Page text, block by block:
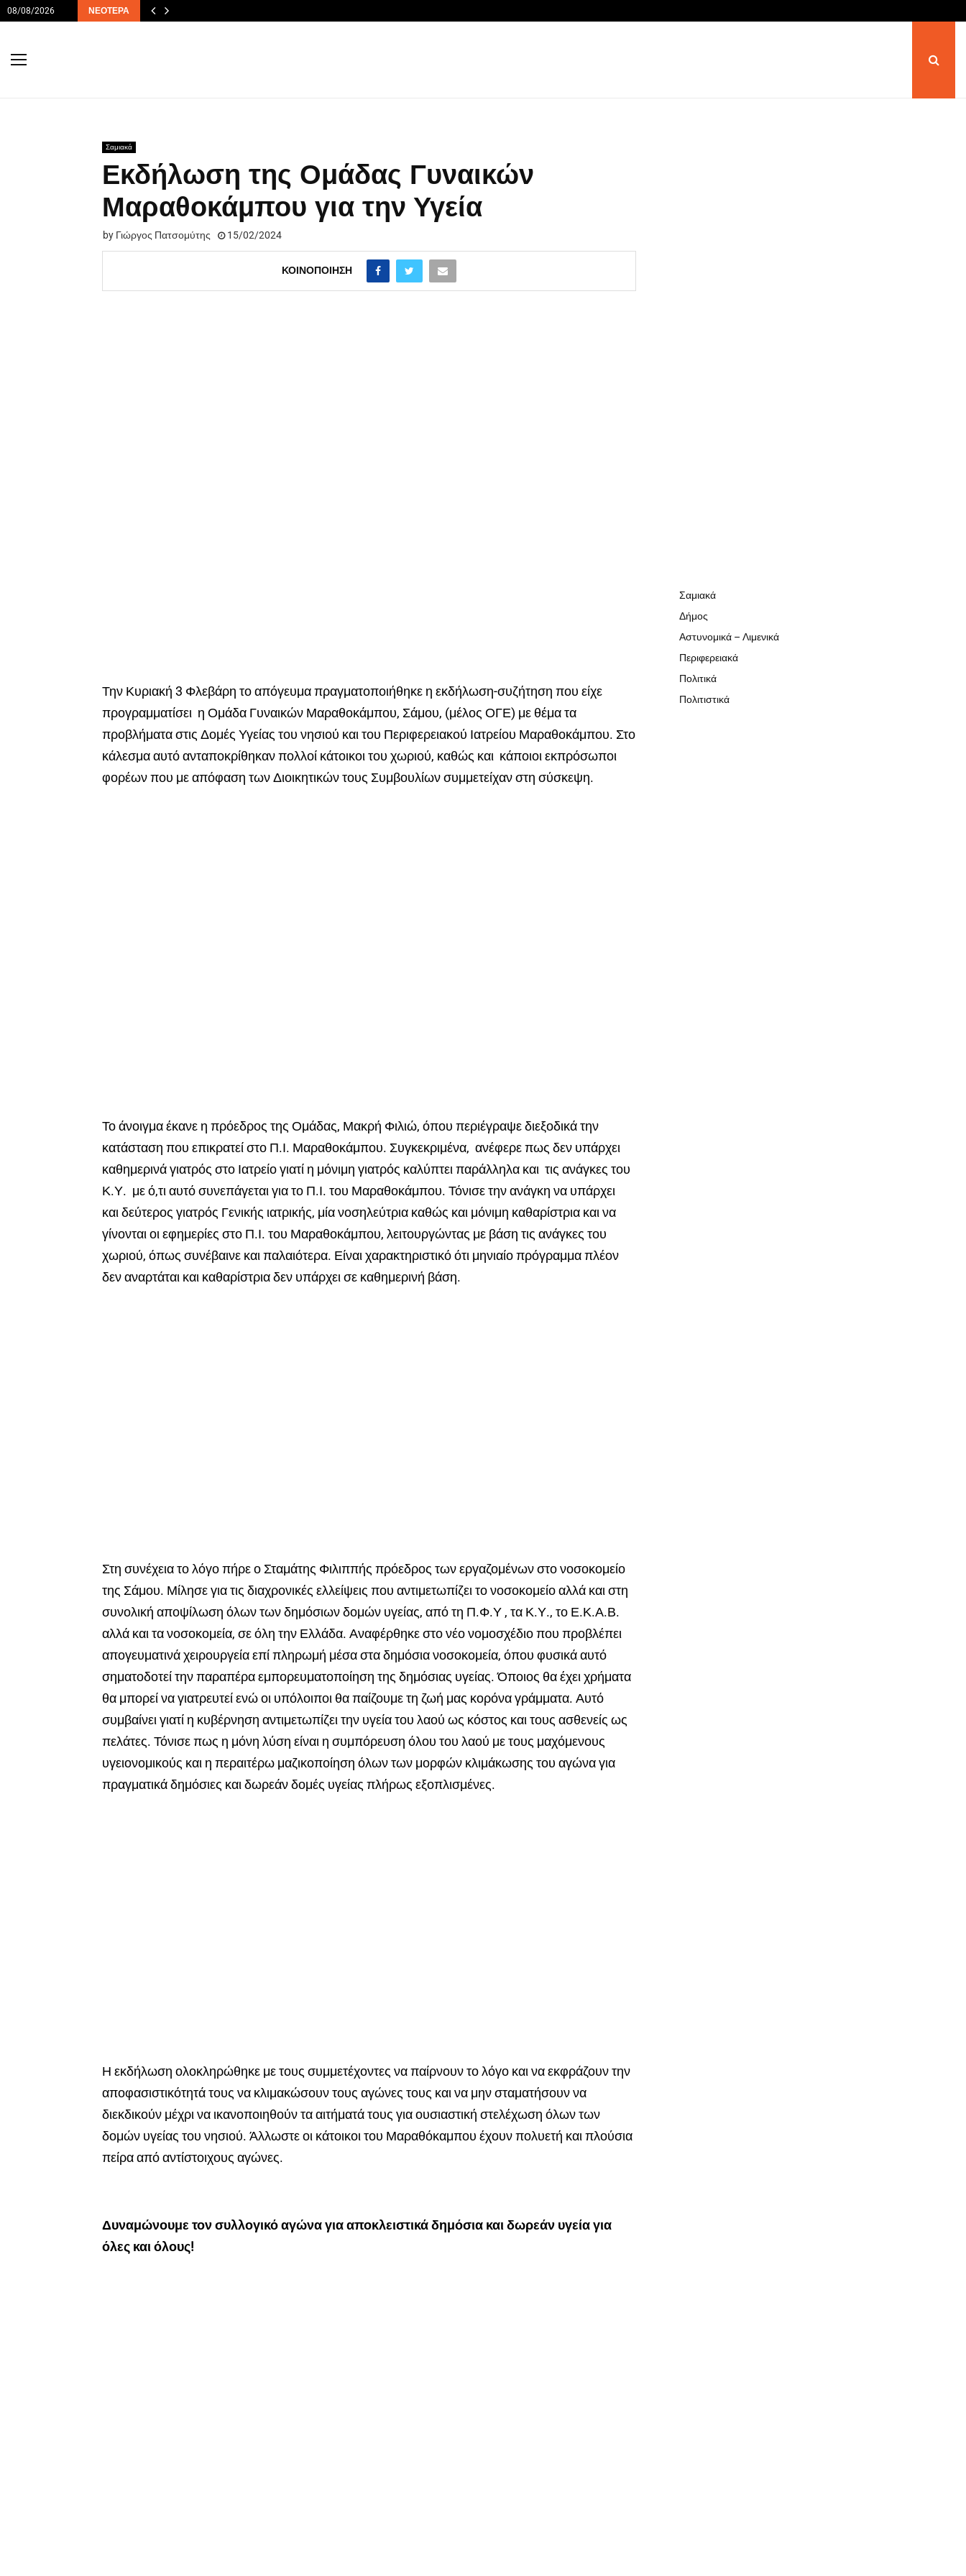
08/08/2026 ΝΕΌΤΕΡΑ
Σαμιακά
Εκδήλωση της Ομάδας Γυναικών
Μαραθοκάμπου για την Υγεία
by Γιώργος Πατσομύτης 15/02/2024
ΚΟΙΝΟΠΟΊΗΣΗ
Την Κυριακή 3 Φλεβάρη το απόγευμα πραγματοποιήθηκε η εκδήλωση-συζήτηση που είχε
προγραμματίσει η Ομάδα Γυναικών Μαραθοκάμπου, Σάμου, (μέλος ΟΓΕ) με θέμα τα
προβλήματα στις Δομές Υγείας του νησιού και του Περιφερειακού Ιατρείου Μαραθοκάμπου. Στο
κάλεσμα αυτό ανταποκρίθηκαν πολλοί κάτοικοι του χωριού, καθώς και κάποιοι εκπρόσωποι
φορέων που με απόφαση των Διοικητικών τους Συμβουλίων συμμετείχαν στη σύσκεψη.
Το άνοιγμα έκανε η πρόεδρος της Ομάδας, Μακρή Φιλιώ, όπου περιέγραψε διεξοδικά την
κατάσταση που επικρατεί στο Π.Ι. Μαραθοκάμπου. Συγκεκριμένα, ανέφερε πως δεν υπάρχει
καθημερινά γιατρός στο Ιατρείο γιατί η μόνιμη γιατρός καλύπτει παράλληλα και τις ανάγκες του
Κ.Υ. με ό,τι αυτό συνεπάγεται για το Π.Ι. του Μαραθοκάμπου. Τόνισε την ανάγκη να υπάρχει
και δεύτερος γιατρός Γενικής ιατρικής, μία νοσηλεύτρια καθώς και μόνιμη καθαρίστρια και να
γίνονται οι εφημερίες στο Π.Ι. του Μαραθοκάμπου, λειτουργώντας με βάση τις ανάγκες του
χωριού, όπως συνέβαινε και παλαιότερα. Είναι χαρακτηριστικό ότι μηνιαίο πρόγραμμα πλέον
δεν αναρτάται και καθαρίστρια δεν υπάρχει σε καθημερινή βάση.
Στη συνέχεια το λόγο πήρε ο Σταμάτης Φιλιππής πρόεδρος των εργαζομένων στο νοσοκομείο
της Σάμου. Μίλησε για τις διαχρονικές ελλείψεις που αντιμετωπίζει το νοσοκομείο αλλά και στη
συνολική αποψίλωση όλων των δημόσιων δομών υγείας, από τη Π.Φ.Υ , τα Κ.Υ., το Ε.Κ.Α.Β.
αλλά και τα νοσοκομεία, σε όλη την Ελλάδα. Αναφέρθηκε στο νέο νομοσχέδιο που προβλέπει
απογευματινά χειρουργεία επί πληρωμή μέσα στα δημόσια νοσοκομεία, όπου φυσικά αυτό
σηματοδοτεί την παραπέρα εμπορευματοποίηση της δημόσιας υγείας. Όποιος θα έχει χρήματα
θα μπορεί να γιατρευτεί ενώ οι υπόλοιποι θα παίζουμε τη ζωή μας κορόνα γράμματα. Αυτό
συμβαίνει γιατί η κυβέρνηση αντιμετωπίζει την υγεία του λαού ως κόστος και τους ασθενείς ως
πελάτες. Τόνισε πως η μόνη λύση είναι η συμπόρευση όλου του λαού με τους μαχόμενους
υγειονομικούς και η περαιτέρω μαζικοποίηση όλων των μορφών κλιμάκωσης του αγώνα για
πραγματικά δημόσιες και δωρεάν δομές υγείας πλήρως εξοπλισμένες.
Η εκδήλωση ολοκληρώθηκε με τους συμμετέχοντες να παίρνουν το λόγο και να εκφράζουν την
αποφασιστικότητά τους να κλιμακώσουν τους αγώνες τους και να μην σταματήσουν να
διεκδικούν μέχρι να ικανοποιηθούν τα αιτήματά τους για ουσιαστική στελέχωση όλων των
δομών υγείας του νησιού. Άλλωστε οι κάτοικοι του Μαραθόκαμπου έχουν πολυετή και πλούσια
πείρα από αντίστοιχους αγώνες.
Δυναμώνουμε τον συλλογικό αγώνα για αποκλειστικά δημόσια και δωρεάν υγεία για
όλες και όλους!
Σαμιακά
Δήμος
Αστυνομικά – Λιμενικά
Περιφερειακά
Πολιτικά
Πολιτιστικά